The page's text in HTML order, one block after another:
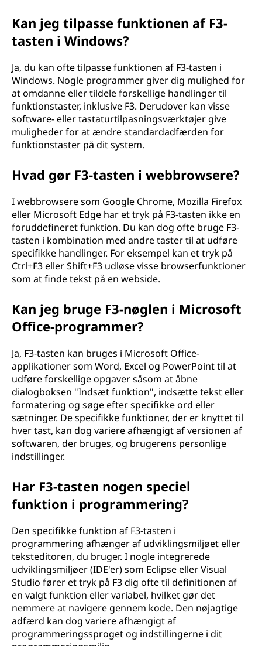
Kan jeg tilpasse funktionen af F3-
tasten i Windows?
Ja, du kan ofte tilpasse funktionen af F3-tasten i
Windows. Nogle programmer giver dig mulighed for
at omdanne eller tildele forskellige handlinger til
funktionstaster, inklusive F3. Derudover kan visse
software- eller tastaturtilpasningsværktøjer give
muligheder for at ændre standardadfærden for
funktionstaster på dit system.
Hvad gør F3-tasten i webbrowsere?
I webbrowsere som Google Chrome, Mozilla Firefox
eller Microsoft Edge har et tryk på F3-tasten ikke en
foruddefineret funktion. Du kan dog ofte bruge F3-
tasten i kombination med andre taster til at udføre
specifikke handlinger. For eksempel kan et tryk på
Ctrl+F3 eller Shift+F3 udløse visse browserfunktioner
som at finde tekst på en webside.
Kan jeg bruge F3-nøglen i Microsoft
Office-programmer?
Ja, F3-tasten kan bruges i Microsoft Office-
applikationer som Word, Excel og PowerPoint til at
udføre forskellige opgaver såsom at åbne
dialogboksen "Indsæt funktion", indsætte tekst eller
formatering og søge efter specifikke ord eller
sætninger. De specifikke funktioner, der er knyttet til
hver tast, kan dog variere afhængigt af versionen af
softwaren, der bruges, og brugerens personlige
indstillinger.
Har F3-tasten nogen speciel
funktion i programmering?
Den specifikke funktion af F3-tasten i
programmering afhænger af udviklingsmiljøet eller
teksteditoren, du bruger. I nogle integrerede
udviklingsmiljøer (IDE'er) som Eclipse eller Visual
Studio fører et tryk på F3 dig ofte til definitionen af
en valgt funktion eller variabel, hvilket gør det
nemmere at navigere gennem kode. Den nøjagtige
adfærd kan dog variere afhængigt af
programmeringssproget og indstillingerne i dit